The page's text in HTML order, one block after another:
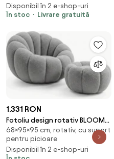
Disponibil în 2 e-shop-uri
În stoc
Livrare gratuită
1.331 RON
Fotoliu design rotativ BLOOM
cu taburet, gri
68×95×95 cm, rotativ, cu suport
pentru picioare
Disponibil în 2 e-shop-uri